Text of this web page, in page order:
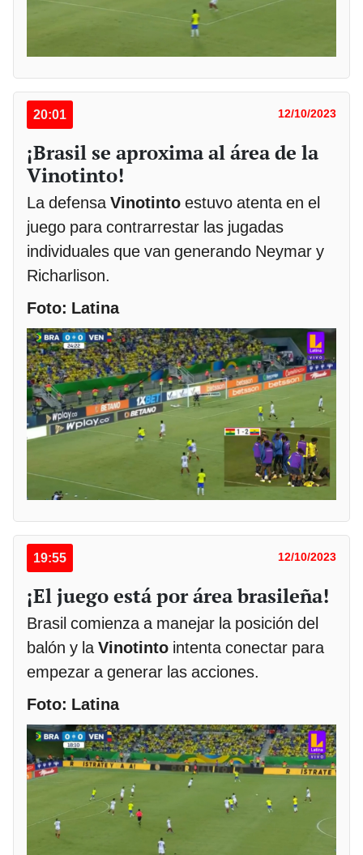
20:01 12/10/2023
¡Brasil se aproxima al área de la
Vinotinto!
La defensaVinotinto estuvo atenta en el
juego para contrarrestar las jugadas
individuales que van generando Neymar y
Richarlison.
Foto: Latina
19:55 12/10/2023
¡El juego está por área brasileña!
Brasil comienza a manejar la posición del
balón y laVinotinto intenta conectar para
empezar a generar las acciones.
Foto: Latina